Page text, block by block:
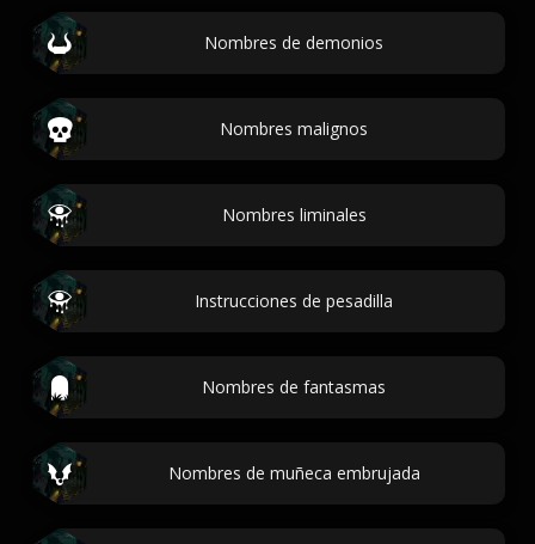
Nombres de demonios
Nombres malignos
Nombres liminales
Instrucciones de pesadilla
Nombres de fantasmas
Nombres de muñeca embrujada